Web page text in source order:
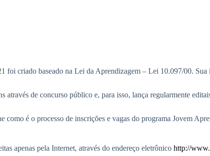
foi criado baseado na Lei da Aprendizagem – Lei 10.097/00.
através de concurso público e, para isso, lança regularmente
como é o processo de inscrições e vagas do programa Jovem
apenas pela Internet, através do endereço eletrônico http://